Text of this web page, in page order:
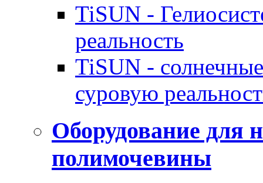
TiSUN -
реальность
TiSUN -
суровую
Оборудование
полимочевины